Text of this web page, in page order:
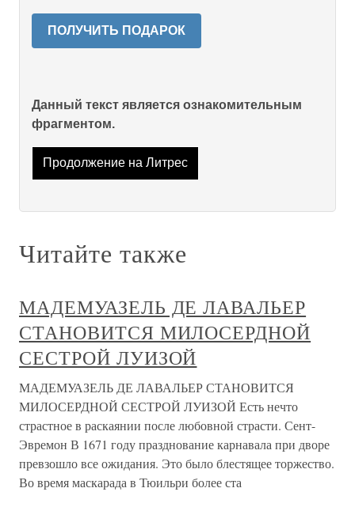
ПОЛУЧИТЬ ПОДАРОК
Данный текст является ознакомительным
фрагментом.
Продолжение на Литрес
Читайте также
МАДЕМУАЗЕЛЬ ДЕ ЛАВАЛЬЕР
СТАНОВИТСЯ МИЛОСЕРДНОЙ
СЕСТРОЙ ЛУИЗОЙ
МАДЕМУАЗЕЛЬ ДЕ ЛАВАЛЬЕР СТАНОВИТСЯ
МИЛОСЕРДНОЙ СЕСТРОЙ ЛУИЗОЙ Есть нечто
страстное в раскаянии после любовной страсти. Сент-
Эвремон В 1671 году празднование карнавала при дворе
превзошло все ожидания. Это было блестящее торжество.
Во время маскарада в Тюильри более ста